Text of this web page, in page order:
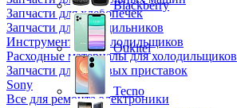
Запчасти для хлебопечек
Запчасти для холодильников
Инструмент для холодильщиков
Расходные материалы для холодильщиков
Запчасти для игровых приставок
Sony
Все для ремонта электроники
Blackberry
Oukitel
Tecno